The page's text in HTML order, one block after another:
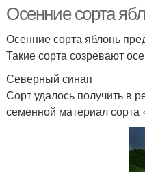
Осенние сорта
Осенние сорта яблонь
Такие сорта созревают
Северный синап
Сорт удалось получить в
семенной материал сорта